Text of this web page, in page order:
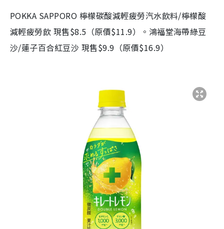
POKKA SAPPORO 檸檬碳酸減輕疲勞汽水飲料/檸檬酸
減輕疲勞飲 現售$8.5（原價$11.9）。鴻福堂海帶綠豆
沙/蓮子百合紅豆沙 現售$9.9（原價$16.9）